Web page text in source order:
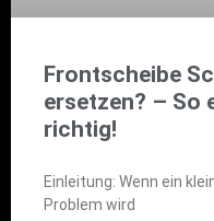
Frontscheibe
ersetzen? – So
richtig!
Einleitung: Wenn ein
Problem wird